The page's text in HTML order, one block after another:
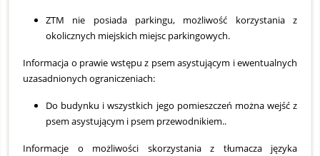
ZTM nie posiada parkingu, możliwość korzystania z
okolicznych miejskich miejsc parkingowych.
Informacja o prawie wstępu z psem asystującym i ewentualnych
uzasadnionych ograniczeniach:
Do budynku i wszystkich jego pomieszczeń można wejść z
psem asystującym i psem przewodnikiem..
Informacje o możliwości skorzystania z tłumacza języka